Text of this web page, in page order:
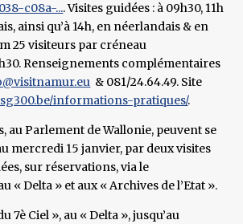
c08a-.... Visites guidées : à 09h30, 11h
ainsi qu’à 14h, en néerlandais & en
25 visiteurs par créneau
Renseignements complémentaires
& 081/24.64.49. Site
informations-pratiques/.
au Parlement de Wallonie, peuvent se
mercredi 15 janvier, par deux visites
sur réservations, via le
« Delta » et aux « Archives de l’Etat ».
7è Ciel », au « Delta », jusqu’au